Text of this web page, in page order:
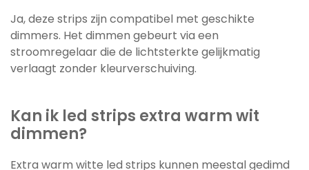
Ja, deze strips zijn compatibel met geschikte
dimmers. Het dimmen gebeurt via een
stroomregelaar die de lichtsterkte gelijkmatig
verlaagt zonder kleurverschuiving.
Kan ik led strips extra warm wit
dimmen?
Extra warm witte led strips kunnen meestal gedimd